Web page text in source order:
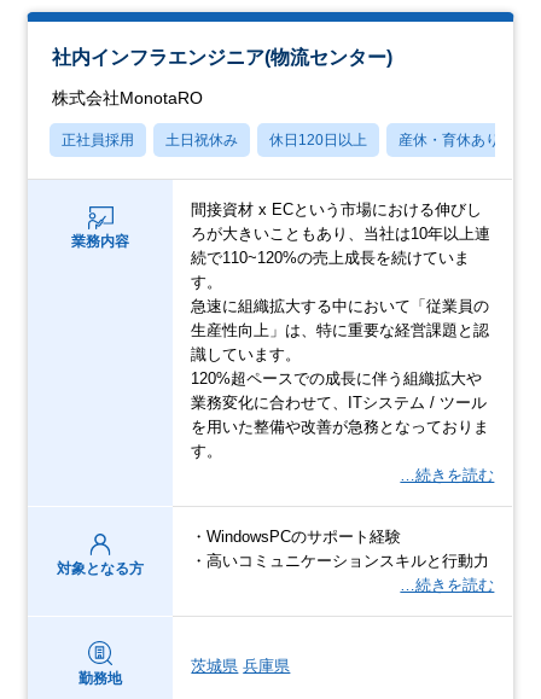
社内インフラエンジニア(物流センター)
株式会社MonotaRO
正社員採用 土日祝休み 休日120日以上 産休・育休あり
業務内容
間接資材 x ECという市場における伸びし
ろが大きいこともあり、当社は10年以上連
続で110~120%の売上成長を続けていま
す。
急速に組織拡大する中において「従業員の
生産性向上」は、特に重要な経営課題と認
識しています。
120%超ペースでの成長に伴う組織拡大や
業務変化に合わせて、ITシステム / ツール
を用いた整備や改善が急務となっておりま
す。
…続きを読む
対象となる方
・WindowsPCのサポート経験
・高いコミュニケーションスキルと行動力
…続きを読む
勤務地
茨城県 兵庫県